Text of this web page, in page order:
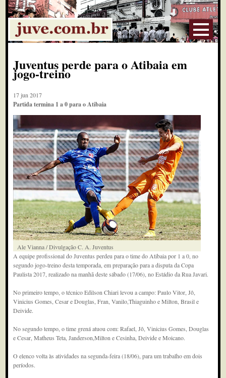
Juventus perde para o Atibaia em
jogo-treino
17 jun 2017
Partida termina 1 a 0 para o Atibaia
Ale Vianna / Divulgação C. A. Juventus
A equipe profissional do Juventus perdeu para o time do Atibaia por 1 a 0, no
segundo jogo-treino desta temporada, em preparação para a disputa da Copa
Paulista 2017, realizado na manhã deste sábado (17/06), no Estádio da Rua Javari.
No primeiro tempo, o técnico Edilson Chiari levou a campo: Paulo Vitor, Jô,
Vinicius Gomes, Cesar e Douglas, Fran, Vanilo,Thiaguinho e Milton, Brasil e
Deivide.
No segundo tempo, o time grená atuou com: Rafael, Jô, Vinicius Gomes, Douglas
e Cesar, Matheus Teta, Janderson,Milton e Cesinha, Deivide e Moicano.
O elenco volta às atividades na segunda-feira (18/06), para um trabalho em dois
períodos.